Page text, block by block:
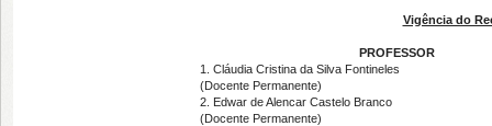
Vigência do
PROFESSOR
1. Cláudia Cristina da Silva Fontineles
(Docente Permanente)
2. Edwar de Alencar Castelo Branco
(Docente Permanente)